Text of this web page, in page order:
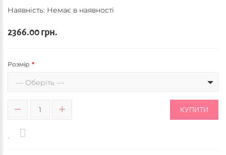
Наявність: Немає в наявності
2366.00 грн.
Розмір
--- Оберіть ---
КУПИТИ